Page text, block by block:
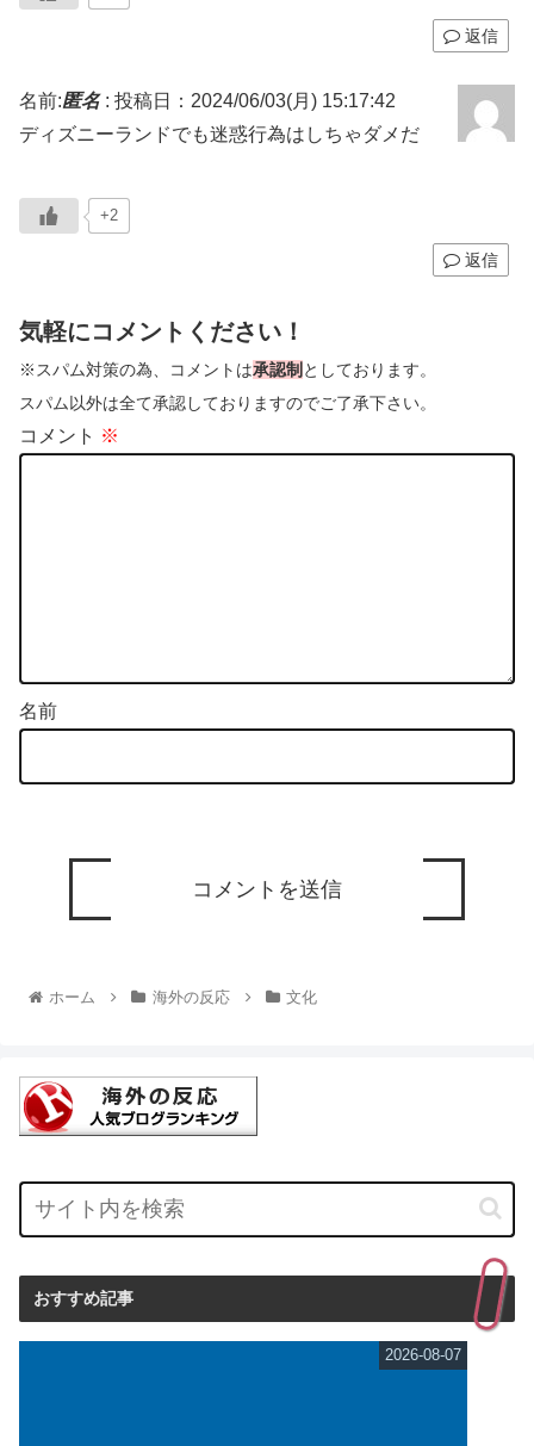
返信
名前:匿名: 投稿日：2024/06/03(月) 15:17:42
ディズニーランドでも迷惑行為はしちゃダメだ
+2
返信
気軽にコメントください！
※スパム対策の為、コメントは承認制 としております。
スパム以外は全て承認しておりますのでご了承下さい。
コメント ※
名前
ホーム 海外の反応 文化
おすすめ記事
2026-08-07